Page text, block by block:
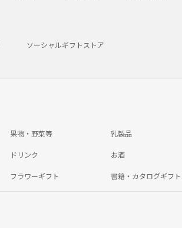
ソーシャルギフトストア
果物・野菜等 乳製品
ドリンク お酒
フラワーギフト 書籍・カタログギフト